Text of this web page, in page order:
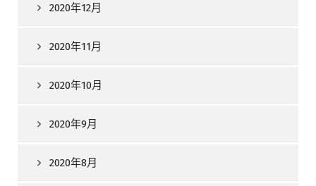
2020年12月
2020年11月
2020年10月
2020年9月
2020年8月